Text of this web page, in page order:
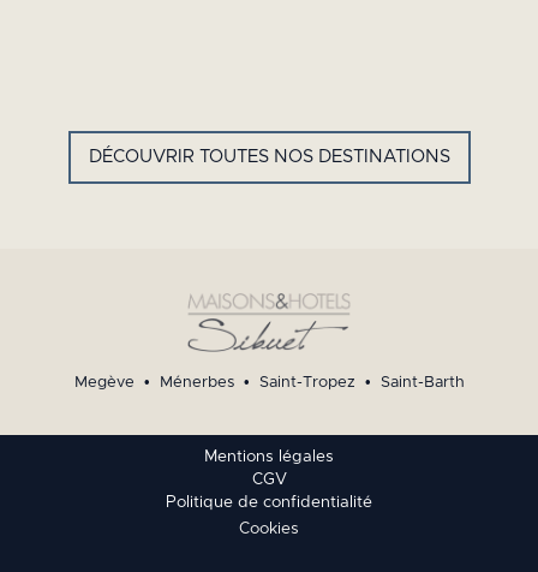
DÉCOUVRIR TOUTES NOS DESTINATIONS
Megève • Ménerbes• Saint-Tropez • Saint-Barth
Mentions légales
CGV
Politique de confidentialité
Cookies